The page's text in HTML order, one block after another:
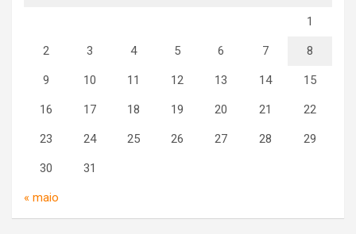
1
2 3 4 5 6 7 8
9 10 11 12 13 14 15
16 17 18 19 20 21 22
23 24 25 26 27 28 29
30 31
« maio